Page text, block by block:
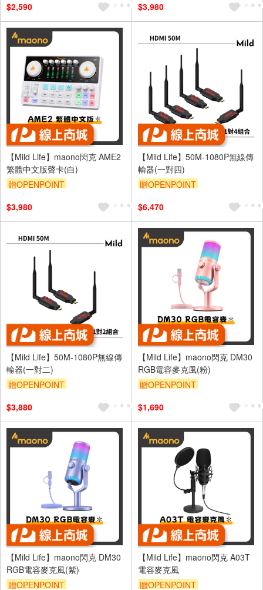
$2,590
$3,980
【Mild Life】maono閃克 AME2
繁體中文版聲卡(白)
贈OPENPOINT
$3,980
【Mild Life】50M-1080P無線傳
輸器(一對四)
贈OPENPOINT
$6,470
【Mild Life】50M-1080P無線傳
輸器(一對二)
贈OPENPOINT
$3,880
【Mild Life】maono閃克 DM30
RGB電容麥克風(粉)
贈OPENPOINT
$1,690
【Mild Life】maono閃克 DM30
RGB電容麥克風(紫)
贈OPENPOINT
【Mild Life】maono閃克 A03T
電容麥克風
贈OPENPOINT